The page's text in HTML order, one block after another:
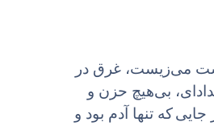
می‌زیست، غرق در
بی‌هیچ حزن و
جایىکه تنها آدم بود و